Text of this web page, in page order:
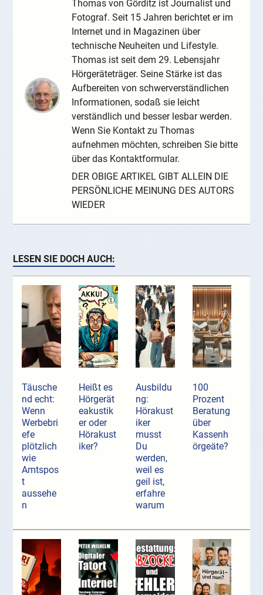
Thomas von Görditz ist Journalist und
Fotograf. Seit 15 Jahren berichtet er im
Internet und in Magazinen über
technische Neuheiten und Lifestyle.
Thomas ist seit dem 29. Lebensjahr
Hörgeräteträger. Seine Stärke ist das
Aufbereiten von schwerverständlichen
Informationen, sodaß sie leicht
verständlich und besser lesbar werden.
Wenn Sie Kontakt zu Thomas
aufnehmen möchten, schreiben Sie bitte
über das Kontaktformular.
DER OBIGE ARTIKEL GIBT ALLEIN DIE
PERSÖNLICHE MEINUNG DES AUTORS
WIEDER
LESEN SIE DOCH AUCH:
Täusche
nd echt:
Wenn
Werbebri
efe
plötzlich
wie
Amtspos
t
aussehe
n
Heißt es
Hörgerät
eakustik
er oder
Hörakust
iker?
Ausbildu
ng:
Hörakust
iker
musst
Du
werden,
weil es
geil ist,
erfahre
warum
100
Prozent
Beratung
über
Kassenh
örgeäte?